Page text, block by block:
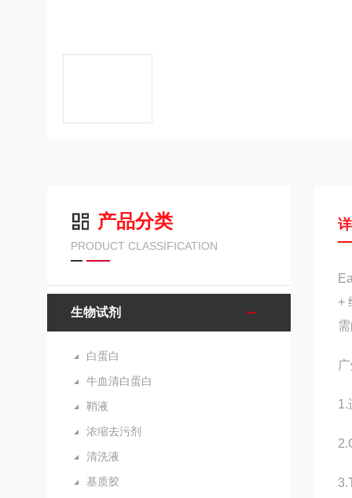
产品分类
PRODUCT CLASSIFICATION
生物试剂
白蛋白
牛血清白蛋白
鞘液
浓缩去污剂
清洗液
基质胶
+
1.